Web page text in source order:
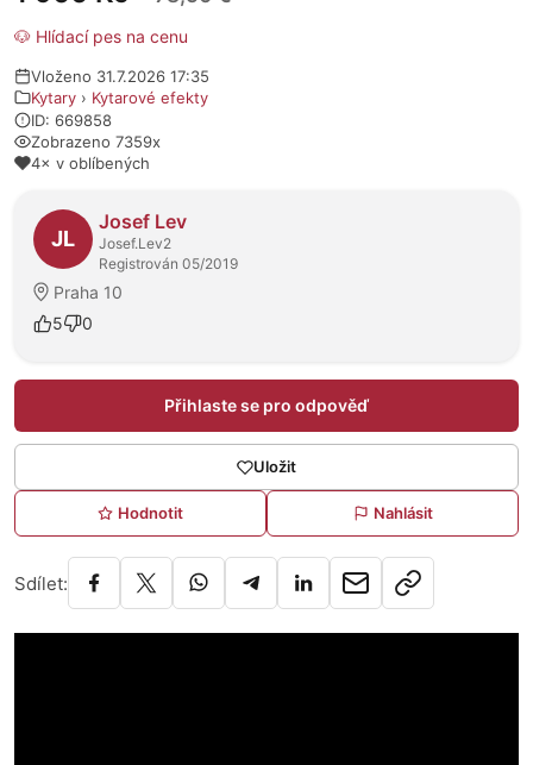
🐶 Hlídací pes na cenu
Vloženo 31.7.2026 17:35
Kytary › Kytarové efekty
ID: 669858
Zobrazeno 7359x
4× v oblíbených
O prodejci
JL
Josef Lev
Josef.Lev2
Registrován 05/2019
Praha 10
5
0
Přihlaste se pro odpověď
Uložit
Hodnotit Nahlásit
Sdílet: